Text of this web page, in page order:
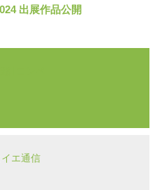
出展作品公開